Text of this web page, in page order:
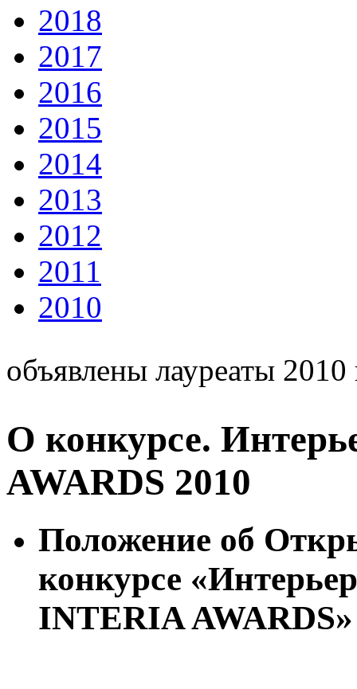
2018
2017
2016
2015
2014
2013
2012
2011
2010
объявлены лауреаты 2010
О конкурсе.
AWARDS 2010
Положение об
конкурсе
INTERIA AWARDS»